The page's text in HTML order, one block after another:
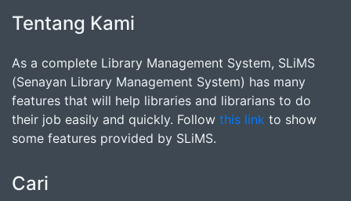
Tentang Kami
As a complete Library Management System, SLiMS
(Senayan Library Management System) has many
features that will help libraries and librarians to do
their job easily and quickly. Follow this link to show
some features provided by SLiMS.
Cari